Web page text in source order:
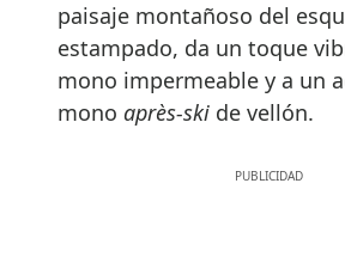
paisaje montañoso del
estampado, da un toque
mono impermeable y a un
mono après-ski de vellón.